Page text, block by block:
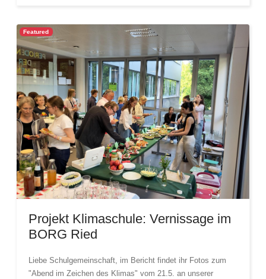
Featured
Projekt Klimaschule: Vernissage im
BORG Ried
Liebe Schulgemeinschaft, im Bericht findet ihr Fotos zum
"Abend im Zeichen des Klimas" vom 21.5. an unserer